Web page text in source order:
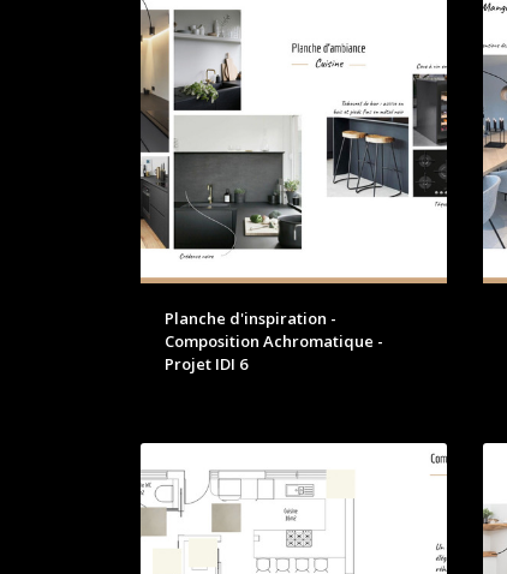
Planche d'inspiration -
Composition Achromatique -
Projet IDI 6